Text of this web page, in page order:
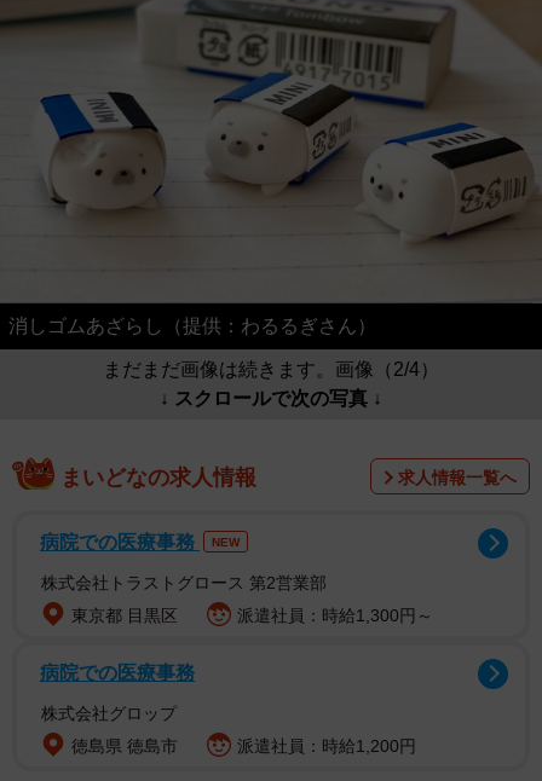
消しゴムあざらし（提供：わるるぎさん）
まだまだ画像は続きます。画像（2/4）
↓ スクロールで次の写真 ↓
まいどなの求人情報 求人情報一覧へ
病院での医療事務 NEW
株式会社トラストグロース 第2営業部
東京都 目黒区
派遣社員：時給1,300円～
病院での医療事務
株式会社グロップ
徳島県 徳島市
派遣社員：時給1,200円